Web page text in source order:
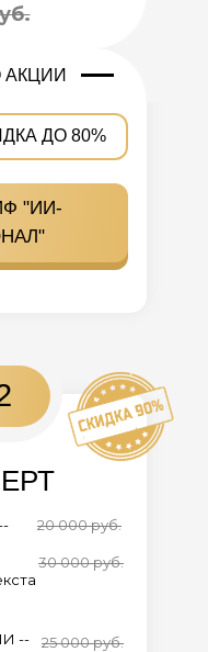
"ИИ-
ДО 80%
20 000 руб.
30 000 руб.
25 000 руб.
--